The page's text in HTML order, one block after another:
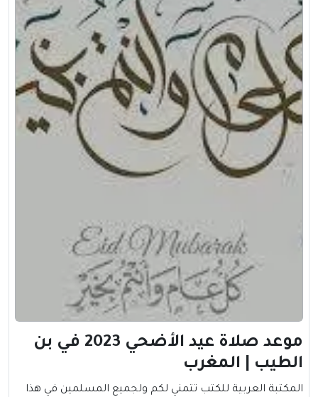
موعد صلاة عيد الأضحي 2023 في بن
الطيب | المغرب
المكتبة العربية للكتب تتمني لكم ولجميع المسلمين في هذا